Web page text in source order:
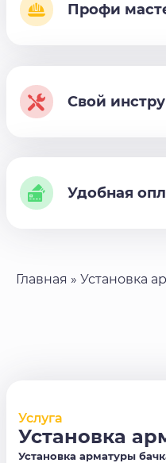
Профи
Свой
Удобная
Главная » Установка
Услуга
Установка
Установка арматуры